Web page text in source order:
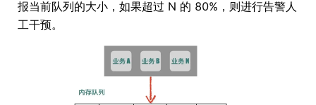
报当前队列的大小，如果超过 N 的 80%，则进行告警人
工干预。